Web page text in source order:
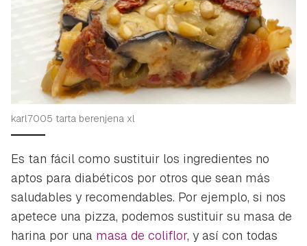
karl7005 tarta berenjena xl
Es tan fácil como sustituir los ingredientes no
aptos para diabéticos por otros que sean más
saludables y recomendables. Por ejemplo, si nos
apetece una pizza, podemos sustituir su masa de
harina por una masa de coliflor, y así con todas